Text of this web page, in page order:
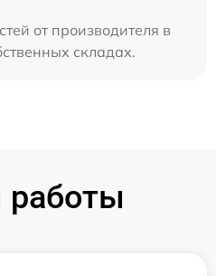
от производителя в
складах.